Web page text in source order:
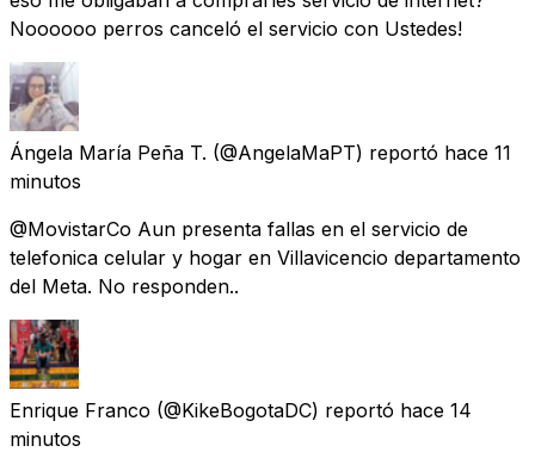
Noooooo perros canceló el servicio con Ustedes!
Ángela María Peña T. (@AngelaMaPT) reportó hace 11
minutos
@MovistarCo Aun presenta fallas en el servicio de
telefonica celular y hogar en Villavicencio departamento
del Meta. No responden..
Enrique Franco (@KikeBogotaDC) reportó hace 14
minutos